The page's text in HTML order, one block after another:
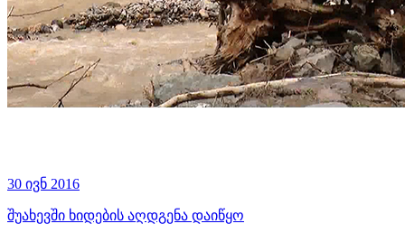
30 ივნ 2016
შუახევში ხიდების აღდგენა დაიწყო